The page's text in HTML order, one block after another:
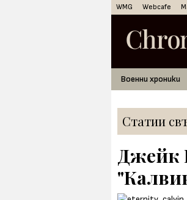
WMG Webcafe
Военни хроники
Статии
Джейк